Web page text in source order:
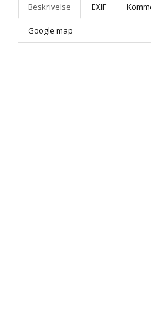
Beskrivelse EXIF
Google map